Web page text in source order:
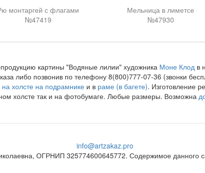
монтаргей с флагами
№47419
Мельница в лиметсе
№47930
картины "Водяные лилии" художника Моне Клодв
либо позвонив по телефону 8(800)777-07-36 (звонки
на холсте на подрамникеи в раме (в багете). Изготовление
холсте так и на фотобумаге. Любые размеры. Возможна
info@artzakaz.pro
ОГРНИП 325774600645772. Содержимое данного